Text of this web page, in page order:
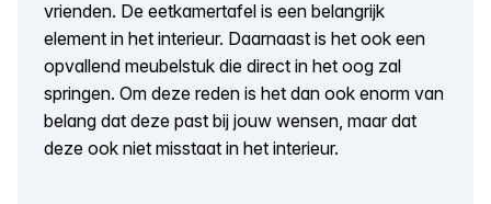
vrienden. De eetkamertafel is een belangrijk
element in het interieur. Daarnaast is het ook een
opvallend meubelstuk die direct in het oog zal
springen. Om deze reden is het dan ook enorm van
belang dat deze past bij jouw wensen, maar dat
deze ook niet misstaat in het interieur.